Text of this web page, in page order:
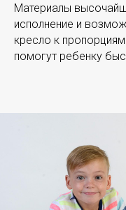
Материалы
исполнение и
кресло к
помогут ребенку